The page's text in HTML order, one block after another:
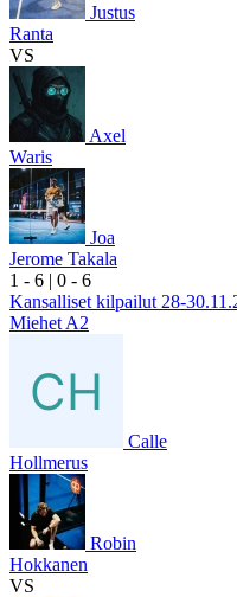
Justus
Ranta
VS
Axel
Waris
Joa
Jerome Takala
1 - 6 | 0 - 6
Kansalliset kilpailut 28-
Miehet A2
Calle
Hollmerus
Robin
Hokkanen
VS